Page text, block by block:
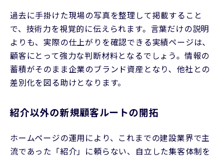
過去に手掛けた現場の写真を整理して掲載すること
で、技術力を視覚的に伝えられます。言葉だけの説明
よりも、実際の仕上がりを確認できる実績ページは、
顧客にとって強力な判断材料となるでしょう。情報の
蓄積がそのまま企業のブランド資産となり、他社との
差別化を図る助けとなります。
紹介以外の新規顧客ルートの開拓
ホームページの運用により、これまでの建設業界で主
流であった「紹介」に頼らない、自立した集客体制を